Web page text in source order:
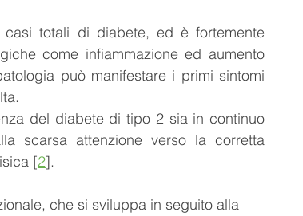
totali di diabete, ed è fortemente
come infiammazione ed aumento
può manifestare i primi sintomi
del diabete di tipo 2 sia in continuo
scarsa attenzione verso la corretta
[2].
che si sviluppa in seguito alla